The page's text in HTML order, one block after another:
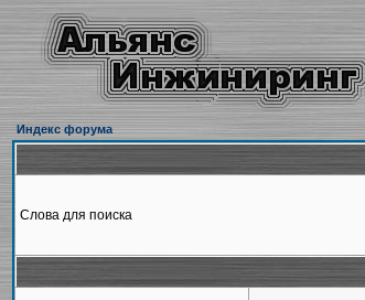
Индекс форума
Слова для поиска